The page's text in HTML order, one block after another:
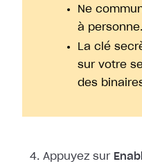
Ne
à personne.
La clé
sur votre
des
Appuyez sur